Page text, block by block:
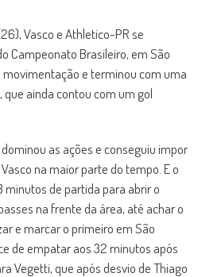
Vasco e Athletico-PR se
Campeonato Brasileiro, em São
e terminou com uma
que ainda contou com um gol
as ações e conseguiu impor
na maior parte do tempo. E o
minutos de partida para abrir o
na frente da área, até achar o
e marcar o primeiro em São
de empatar aos 32 minutos após
Vegetti, que após desvio de Thiago